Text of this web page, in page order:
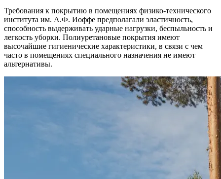
Требования к покрытию в помещениях физико-технического
института им. А.Ф. Иоффе предполагали эластичность,
способность выдерживать ударные нагрузки, беспыльность и
легкость уборки. Полиуретановые покрытия имеют
высочайшие гигиенические характеристики, в связи с чем
часто в помещениях специального назначения не имеют
альтернативы.